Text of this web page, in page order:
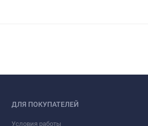
ДЛЯ ПОКУПАТЕЛЕЙ
Условия работы